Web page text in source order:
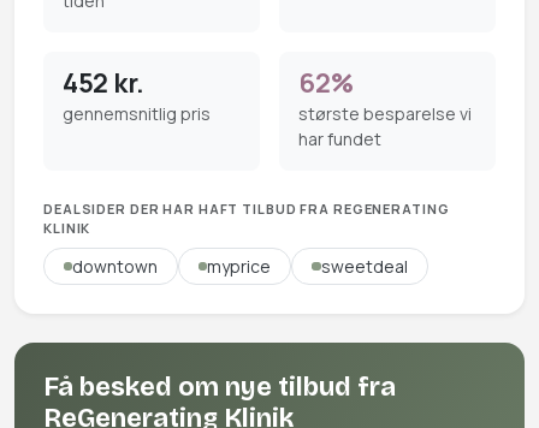
452 kr.
gennemsnitlig pris
62%
største besparelse vi
har fundet
DEALSIDER DER HAR HAFT TILBUD FRA REGENERATING
KLINIK
downtown myprice sweetdeal
Få besked om nye tilbud fra
ReGenerating Klinik